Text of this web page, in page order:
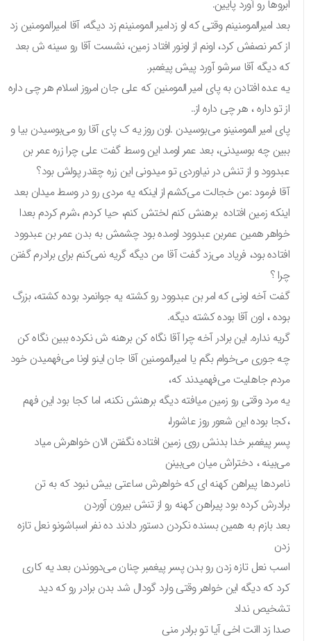
ابروها رو آورد پایین.
بعد امیرالمومنینم وقتی که او زدامیر المومنینم زد دیگه، آقا امیرالمومنین زد
از کمر نصفش کرد، اونم از اونور افتاد زمین، نشست آقا رو سینه‌ ش بعد
که دیگه آقا سرشو آورد پیش پیغمبر.
یه عده افتادن به پای امیر المومنین که علی جان امروز اسلام هر چی داره
از تو داره ، هر چی داره از..
پای امیر المومنینو می‌بوسیدن .اون روز یه ک پای آقا رو می‌بوسیدن بیا و
ببین چه بوسیدنی، بعد عمر اومد این وسط گفت علی چرا زره عمر بن
عبدوود و از تنش در نیاوردی تو میدونی این زره چقدر پولش بود؟
آقا فرمود :من خجالت می‌کشم از اینکه یه مردی رو در وسط میدان بعد
اینکه زمین افتاده برهنش کنم لختش کنم، حیا کردم ،شرم کردم‌ بعدا
خواهر همین عمربن عبدوود اومده بود چشمش به بدن عمر بن عبدوود
افتاده بود، فریاد می‌زد ‌گفت آقا من دیگه گریه نمی‌کنم برای برادرم گفتن
چرا ؟
گفت آخه اونی که امر بن عبدوود رو کشته یه جوانمرد بوده کشته، بزرگ
بوده ، اون آقا بوده کشته دیگه.
گریه نداره. این برادر آخه چرا آقا نگاه کن برهنه ش نکرده ببین نگاه کن
چه جوری می‌خوام بگم یا امیرالمومنین آقا جان اینو اونا می‌فهمیدن خود
مردم جاهلیت می‌فهمیدند که،
یه مرد وقتی رو زمین میافته دیگه برهنش نکنه، اما کجا بود این فهم
،کجا بوده این شعور روز عاشورا،
پسر پیغمبر خدا بدنش روی زمین افتاده نگفتن الان خواهرش میاد
می‌بینه ، دختراش میان می‌بینن
نامردها پیراهن کهنه‌ ای که خواهرش ساعتی بیش نبود که به تن
برادرش کرده بود پیراهن کهنه رو از تنش بیرون آوردن
بعد بازم به همین بسنده نکردن دستور دادند ده نفر اسباشونو نعل تازه
زدن
اسب نعل تازه زدن رو بدن پسر پیغمبر چنان می‌دووندن بعد یه کاری
کرد که دیگه این خواهر وقتی وارد گودال شد بدن برادر رو که دید
تشخیص نداد
صدا زد اانت اخی آیا تو برادر منی